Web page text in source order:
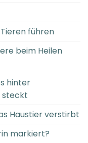
führen
beim Heilen
hinter
steckt
Haustier verstirbt
markiert?